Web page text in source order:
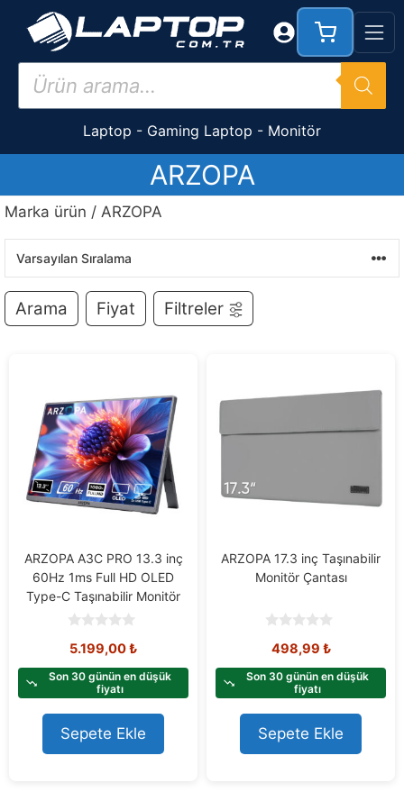
İçeriğe
Products
search
Laptop - Gaming Laptop - Monitör
ARZOPA
Marka ürün / ARZOPA
Arama Fiyat Filtreler
ARZOPA A3C PRO 13.3 inç
60Hz 1ms Full HD OLED
Type-C Taşınabilir Monitör
o
t
f
5
5.199,00₺
Son 30 günün en düşük
fiyatı
Sepete Ekle
ARZOPA 17.3 inç Taşınabilir
Monitör Çantası
o
t
f
5
498,99 ₺
Son 30 günün en düşük
fiyatı
Sepete Ekle